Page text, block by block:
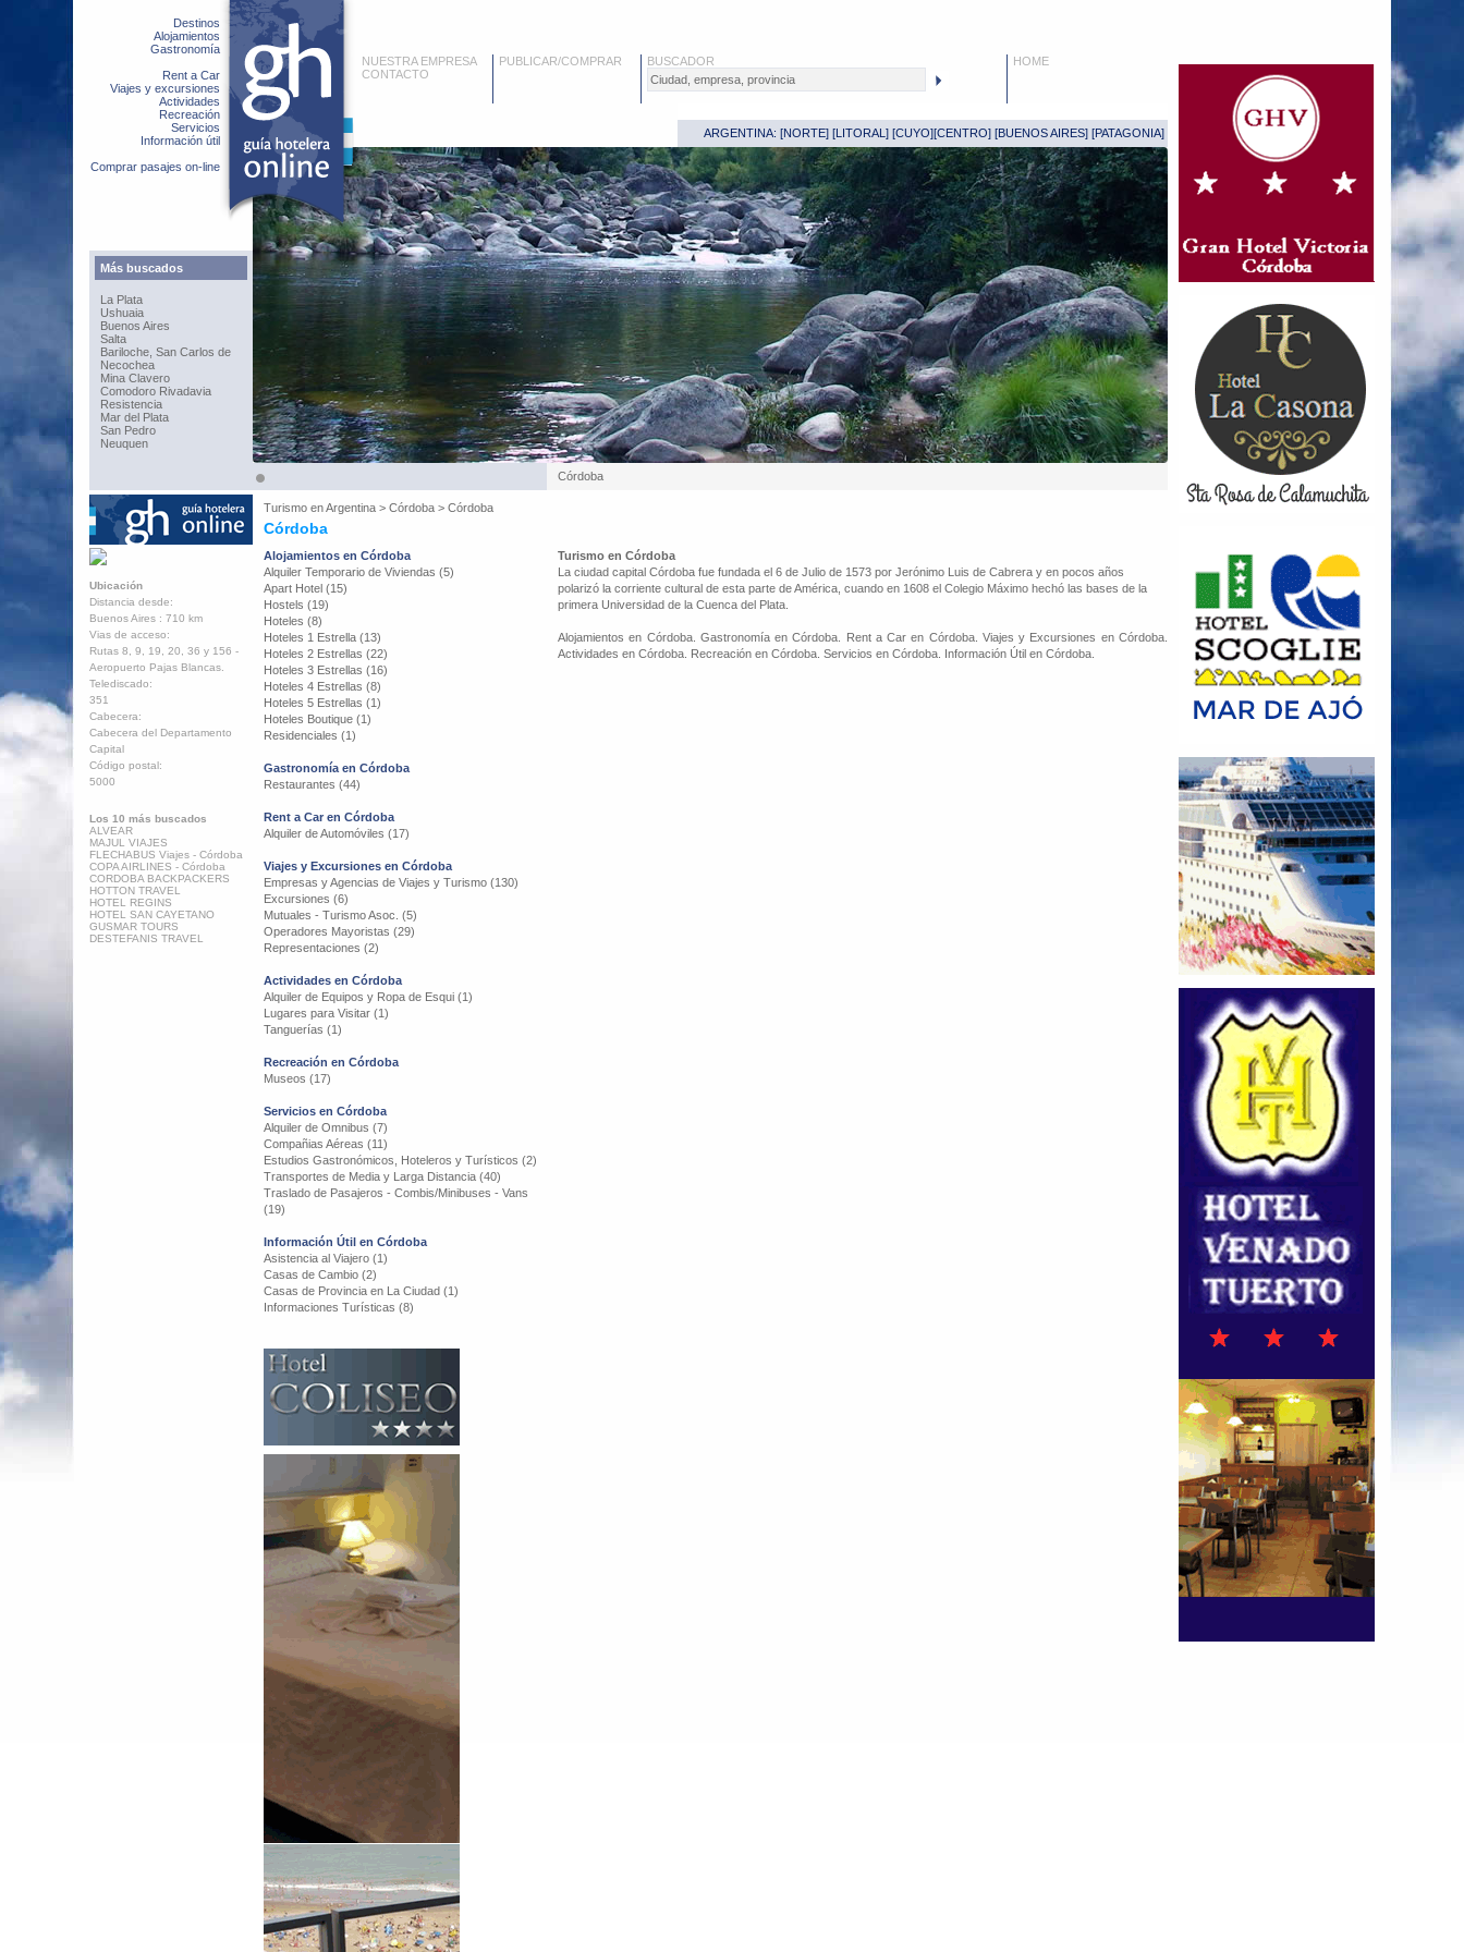
Destinos
Alojamientos
Gastronomía
Rent a Car
Viajes y excursiones
Actividades
Recreación
Servicios
Información útil
Comprar pasajes on-line
Más buscados
La Plata
Ushuaia
Buenos Aires
Salta
Bariloche, San Carlos de
Necochea
Mina Clavero
Comodoro Rivadavia
Resistencia
Mar del Plata
San Pedro
Neuquen
NUESTRA EMPRESA
CONTACTO
PUBLICAR/COMPRAR BUSCADOR HOME
ARGENTINA: [NORTE] [LITORAL ] [CUYO][CENTRO] [BUENOS AIRES] [PATAGONIA]
Córdoba
Turismo enArgentina > Córdoba > Córdoba
Córdoba
Ubicación
Distancia desde:
Buenos Aires : 710 km
Vias de acceso:
Rutas 8, 9, 19, 20, 36 y 156 -
Aeropuerto Pajas Blancas.
Telediscado:
351
Cabecera:
Cabecera del Departamento
Capital
Código postal:
5000
Los 10 más buscados
ALVEAR
MAJUL VIAJES
FLECHABUS Viajes - Córdoba
COPA AIRLINES - Córdoba
CORDOBA BACKPACKERS
HOTTON TRAVEL
HOTEL REGINS
HOTEL SAN CAYETANO
GUSMAR TOURS
DESTEFANIS TRAVEL
Alojamientos en Córdoba
Alquiler Temporario de Viviendas (5)
Apart Hotel (15)
Hostels (19)
Hoteles (8)
Hoteles 1 Estrella (13)
Hoteles 2 Estrellas (22)
Hoteles 3 Estrellas (16)
Hoteles 4 Estrellas (8)
Hoteles 5 Estrellas (1)
Hoteles Boutique (1)
Residenciales (1)
Gastronomía en Córdoba
Restaurantes (44)
Rent a Car en Córdoba
Alquiler de Automóviles (17)
Viajes y Excursiones en Córdoba
Empresas y Agencias de Viajes y Turismo (130)
Excursiones (6)
Mutuales - Turismo Asoc. (5)
Operadores Mayoristas (29)
Representaciones (2)
Actividades en Córdoba
Alquiler de Equipos y Ropa de Esqui (1)
Lugares para Visitar (1)
Tanguerías (1)
Recreación en Córdoba
Museos (17)
Servicios en Córdoba
Alquiler de Omnibus (7)
Compañias Aéreas (11)
Estudios Gastronómicos, Hoteleros y Turísticos (2)
Transportes de Media y Larga Distancia (40)
Traslado de Pasajeros - Combis/Minibuses - Vans
(19)
Información Útil en Córdoba
Asistencia al Viajero (1)
Casas de Cambio (2)
Casas de Provincia en La Ciudad (1)
Informaciones Turísticas (8)
Turismo en Córdoba
La ciudad capital Córdoba fue fundada el 6 de Julio de 1573 por Jerónimo Luis de Cabrera y en pocos años
polarizó la corriente cultural de esta parte de América, cuando en 1608 el Colegio Máximo hechó las bases de la
primera Universidad de la Cuenca del Plata.
Alojamientos en Córdoba. Gastronomía en Córdoba. Rent a Car en Córdoba. Viajes y Excursiones en Córdoba.
Actividades en Córdoba. Recreación en Córdoba. Servicios en Córdoba. Información Útil en Córdoba.